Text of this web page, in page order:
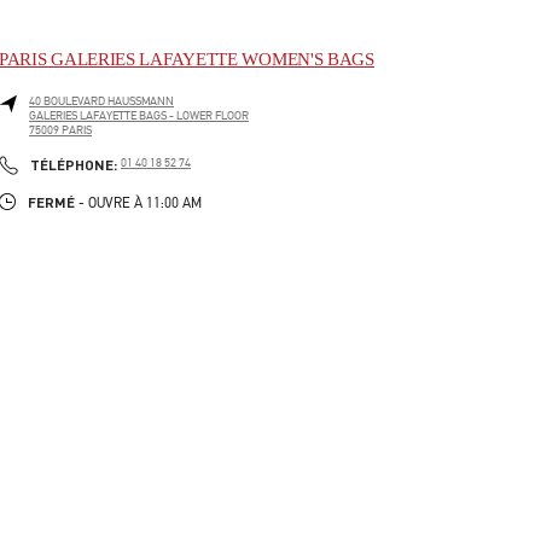
PARIS GALERIES LAFAYETTE WOMEN'S BAGS
40 BOULEVARD HAUSSMANN
GALERIES LAFAYETTE BAGS - LOWER FLOOR
75009PARIS
TÉLÉPHONE: PHONE
01 40 18 52 74
FERMÉ - OUVRE À 11:00 AM